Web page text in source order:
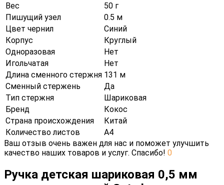
Вес
50 г
Пишущий узел
0.5 м
Цвет чернил
Синий
Корпус
Круглый
Одноразовая
Нет
Игольчатая
Нет
Длина сменного стержня 131 м
Сменный стержень
Да
Тип стержня
Шариковая
Бренд
Кокос
Страна происхождения
Китай
Количество листов
А4
Ваш отзыв очень важен для нас и поможет улучшить
качество наших товаров и услуг. Спасибо! 0
Ручка детская шариковая 0,5 мм